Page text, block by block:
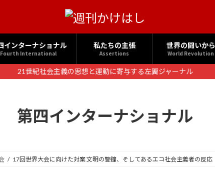
インターナショナル
Fourth International
私たちの主張
Assertions
世界の闘いから
World Revolution
21世紀社会主義の思想と運動に寄与する左翼ジャーナル
第四インターナショナル
17回世界大会に向けた対案 文明の警鐘、そしてあるエコ社会主義者の反応